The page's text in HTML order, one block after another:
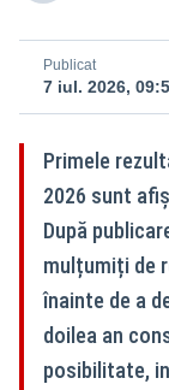
Publicat
7 iul. 2026,
Primele
2026 sunt
După
mulțumiți de
înainte de a
doilea an
posibilitate,